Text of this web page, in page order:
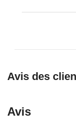
Avis des
Avis